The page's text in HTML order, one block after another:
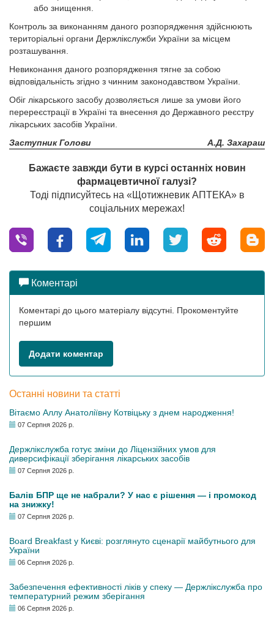
або знищення.
Контроль за виконанням даного розпорядження здійснюють
територіальні органи Держлікслужби України за місцем
розташування.
Невиконання даного розпорядження тягне за собою
відповідальність згідно з чинним законодавством України.
Обіг лікарського засобу дозволяється лише за умови його
перереєстрації в Україні та внесення до Державного реєстру
лікарських засобів України.
Заступник Голови
А.Д. Захараш
Бажаєте завжди бути в курсі останніх новин
фармацевтичної галузі?
Тоді підписуйтесь на «Щотижневик АПТЕКА» в
соціальних мережах!
Коментарі
Коментарі до цього матеріалу відсутні. Прокоментуйте
першим
Додати коментар
Останні новини та статті
Вітаємо Аллу Анатоліївну Котвіцьку з днем народження!
07 Серпня 2026 р.
Держлікслужба готує зміни до Ліцензійних умов для
диверсифікації зберігання лікарських засобів
07 Серпня 2026 р.
Балів БПР ще не набрали? У нас є рішення — і промокод
на знижку!
07 Серпня 2026 р.
Board Breakfast у Києві: розглянуто сценарії майбутнього для
України
06 Серпня 2026 р.
Забезпечення ефективності ліків у спеку — Держлікслужба про
температурний режим зберігання
06 Серпня 2026 р.